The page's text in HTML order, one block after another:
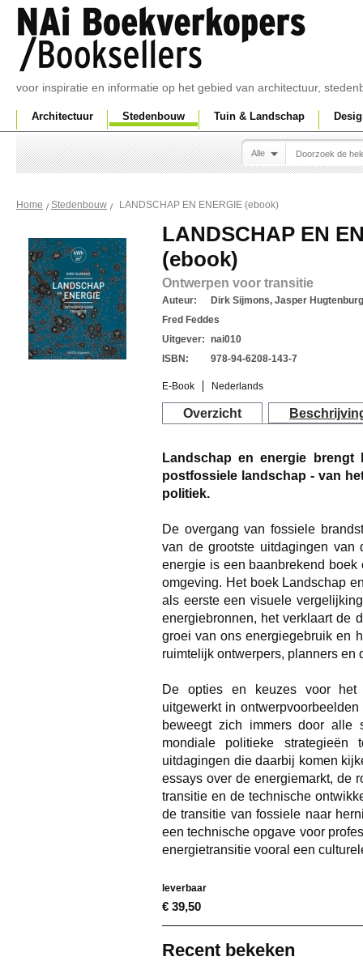
voor inspiratie en informatie op het gebied van architectuur,
Architectuur Stedenbouw Tuin & Landschap
Alle
Home Stedenbouw LANDSCHAP EN ENERGIE (ebook)
LANDSCHAP EN
(ebook)
Ontwerpen voor transitie
Auteur:
Dirk Sijmons, Jasper
Fred Feddes
Uitgever: nai010
ISBN:
978-94-6208-143-7
E-Book Nederlands
Overzicht
Landschap en energie
postfossiele landschap - van
politiek.
De overgang van fossiele
van de grootste uitdagingen van
energie is een baanbrekend
omgeving. Het boek Landschap
als eerste een visuele
energiebronnen, het verklaart de
groei van ons energiegebruik en
ruimtelijk ontwerpers, planners en
De opties en keuzes voor het
uitgewerkt in
beweegt zich immers door alle
mondiale politieke
uitdagingen die daarbij komen
essays over de energiemarkt, de
transitie en de technische
de transitie van fossiele naar
een technische opgave voor
energietransitie vooral een
leverbaar
€ 39,50
Recent bekeken